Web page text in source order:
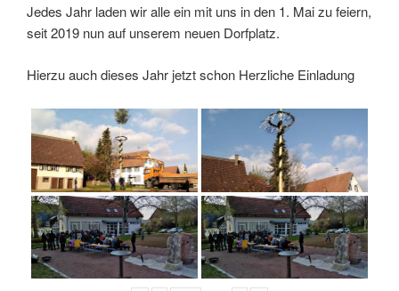
Jedes Jahr laden wir alle ein mit uns in den 1. Mai zu feiern,
seit 2019 nun auf unserem neuen Dorfplatz.
Hierzu auch dieses Jahr jetzt schon Herzliche Einladung